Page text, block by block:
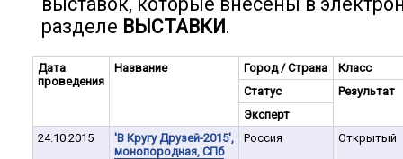
разделе ВЫСТАВКИ.
Дата
проведения
Название Город / Страна
Класс
Статус
Результат
Эксперт
24.10.2015
'В Кругу Друзей-2015',
монопородная, СПб
Россия Открытый